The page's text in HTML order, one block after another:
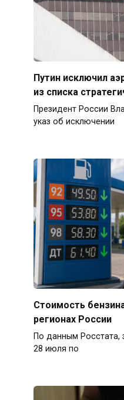
Путин исключил
из списка
Президент России
указ об исключении
Стоимость
регионах России
По данным
28 июля по